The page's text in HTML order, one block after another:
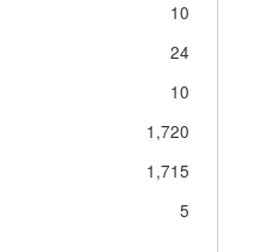
10
24
10
1,720
1,715
5